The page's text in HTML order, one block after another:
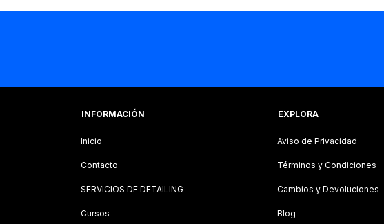
INFORMACIÓN
Inicio
Contacto
SERVICIOS DE DETAILING
Cursos
EXPLORA
Aviso de Privacidad
Términos y Condiciones
Cambios y Devoluciones
Blog